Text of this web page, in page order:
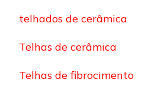
telhados de cerâmica
Telhas de cerâmica
Telhas de fibrocimento